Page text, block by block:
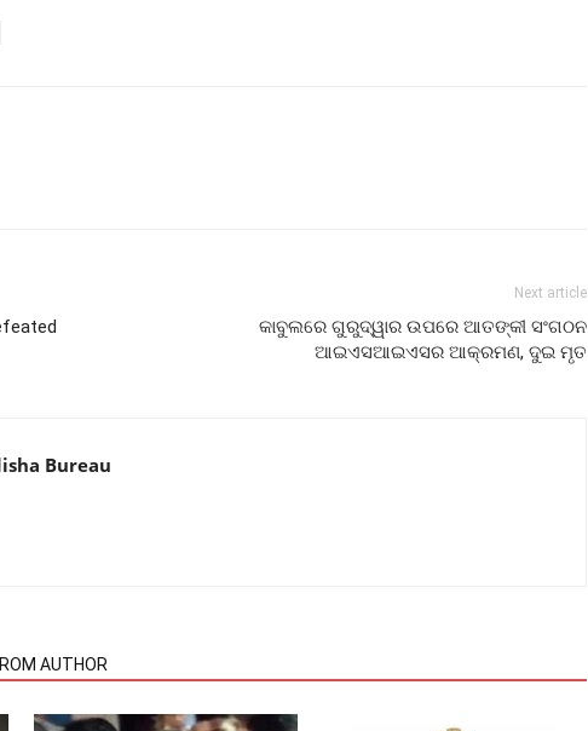
Next article
କାବୁଲରେ ଗୁରୁଦ୍ୱାର ଉପରେ ଆତଙ୍କୀ ସଂଗଠନ
ଆଇଏସଆଇଏସର ଆକ୍ରମଣ, ଦୁଇ ମୃତ
Bureau
AUTHOR